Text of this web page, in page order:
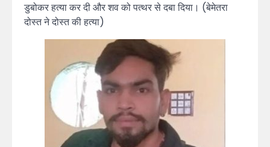
डुबोकर हत्या कर दी और शव को पत्थर से दबा दिया। (बेमेतरा
दोस्त ने दोस्त की हत्या)